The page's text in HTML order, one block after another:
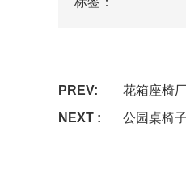
PREV:
花箱座椅
NEXT :
公园桌椅